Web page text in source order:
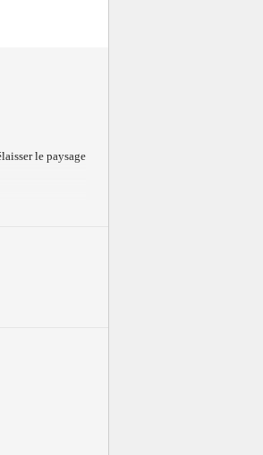
le paysage